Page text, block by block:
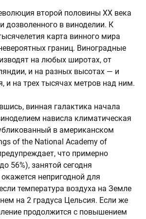
второй половины ХХ века
дозволенного в виноделии. К
карта винного мира
границ. Виноградные
на любых широтах, от
и на разных высотах — и
и на трех тысячах метров над ним.
винная галактика начала
нависла климатическая
в американском
of the National Academy of
что примерно
56%), занятой сегодня
непригодной для
температура воздуха на Земле
на 2 градуса Цельсия. Если же
продолжится с повышением